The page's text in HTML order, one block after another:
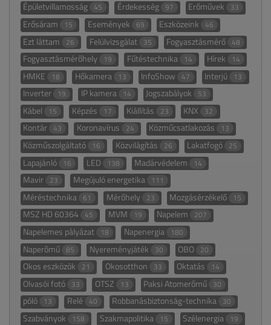
Épületvillamosság 45 Érdekesség 97 Erőművek 33
Erősáram 15 Események 69 Eszközeink 46
Ezt láttam 26 Felülvizsgálat 35 Fogyasztásmérő 48
Fogyasztásmérőhely 19 Fűtéstechnika 14 Hírek 14
HMKE 18 Hőkamera 13 InfoShow 47 Interjú 13
Inverter 19 IP kamera 14 Jogszabályok 53
Kábel 15 Képzés 17 Kiállítás 23 KNX 32
Kontár 43 Koronavírus 24 Közműcsatlakozás 13
Közműszolgáltató 16 Közvilágítás 26 Lakatfogó 25
Lapajánló 16 LED 138 Madárvédelem 14
Mavir 23 Megújuló energetika 111
Méréstechnika 61 Mérőhely 23 Mozgásérzékelő 15
MSZ HD 60364 45 MVM 19 Napelem 207
Napelemes pályázat 18 Napenergia 180
Naperőmű 85 Nyereményjáték 30 OBO 20
Okos eszközök 21 Okosotthon 33 Oktatás 14
Olvasói fotó 33 OTSZ 13 Paksi Atomerőmű 30
póló 13 Relé 40 Robbanásbiztonság-technika 30
Szabványok 158 Szakmapolitika 15 Szélenergia 19